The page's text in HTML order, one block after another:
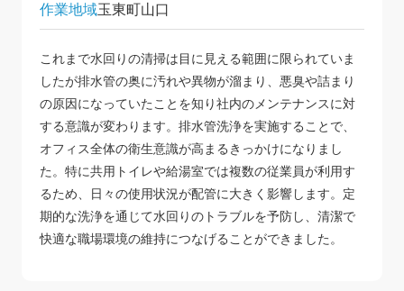
作業地域玉東町山口
これまで水回りの清掃は目に見える範囲に限られていま
したが排水管の奥に汚れや異物が溜まり、悪臭や詰まり
の原因になっていたことを知り社内のメンテナンスに対
する意識が変わります。排水管洗浄を実施することで、
オフィス全体の衛生意識が高まるきっかけになりまし
た。特に共用トイレや給湯室では複数の従業員が利用す
るため、日々の使用状況が配管に大きく影響します。定
期的な洗浄を通じて水回りのトラブルを予防し、清潔で
快適な職場環境の維持につなげることができました。